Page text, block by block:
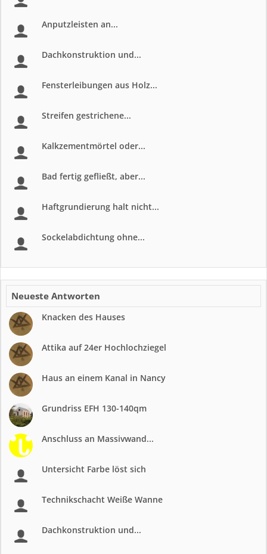
Anputzleisten an...
Dachkonstruktion und...
Fensterleibungen aus Holz...
Streifen gestrichene...
Kalkzementmörtel oder...
Bad fertig gefließt, aber...
Haftgrundierung halt nicht...
Sockelabdichtung ohne...
Neueste Antworten
Knacken des Hauses
Attika auf 24er Hochlochziegel
Haus an einem Kanal in Nancy
Grundriss EFH 130-140qm
Anschluss an Massivwand...
Untersicht Farbe löst sich
Technikschacht Weiße Wanne
Dachkonstruktion und...